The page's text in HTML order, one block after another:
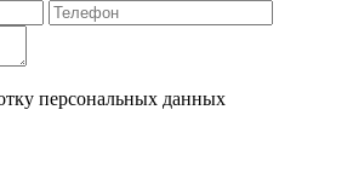
персональных данных